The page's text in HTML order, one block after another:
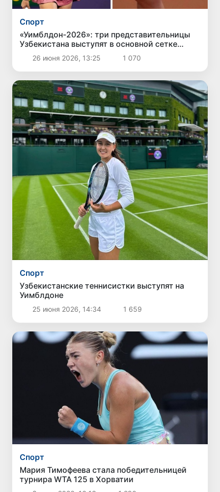
Спорт
«Уимблдон-2026»: три представительницы
Узбекистана выступят в основной сетке
турнира
26 июня 2026, 13:25 1 070
Спорт
Узбекистанские теннисистки выступят на
Уимблдоне
25 июня 2026, 14:34 1 659
Спорт
Мария Тимофеева стала победительницей
турнира WTA 125 в Хорватии